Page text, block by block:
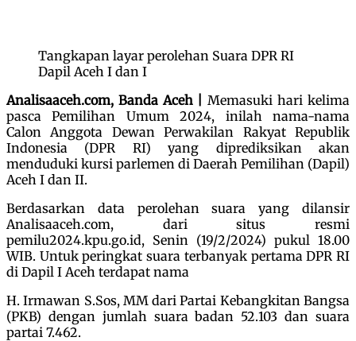
Tangkapan layar perolehan Suara DPR RI
Dapil Aceh I dan I
Analisaaceh.com, Banda Aceh |
Memasuki hari kelima
pasca Pemilihan Umum 2024, inilah nama-nama
Calon Anggota Dewan Perwakilan Rakyat Republik
Indonesia (DPR RI) yang diprediksikan akan
menduduki kursi parlemen di Daerah Pemilihan (Dapil)
Aceh I dan II.
Berdasarkan data perolehan suara yang dilansir
Analisaaceh.com, dari situs resmi
pemilu2024.kpu.go.id, Senin (19/2/2024) pukul 18.00
WIB. Untuk peringkat suara terbanyak pertama DPR RI
di Dapil I Aceh terdapat nama
H. Irmawan S.Sos, MM dari Partai Kebangkitan Bangsa
(PKB) dengan jumlah suara badan 52.103 dan suara
partai 7.462.